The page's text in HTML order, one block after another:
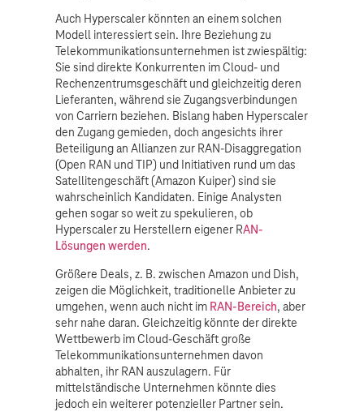
Auch Hyperscaler könnten an einem solchen
Modell interessiert sein. Ihre Beziehung zu
Telekommunikationsunternehmen ist zwiespältig:
Sie sind direkte Konkurrenten im Cloud- und
Rechenzentrumsgeschäft und gleichzeitig deren
Lieferanten, während sie Zugangsverbindungen
von Carriern beziehen. Bislang haben Hyperscaler
den Zugang gemieden, doch angesichts ihrer
Beteiligung an Allianzen zur RAN-Disaggregation
(Open RAN und TIP) und Initiativen rund um das
Satellitengeschäft (Amazon Kuiper) sind sie
wahrscheinlich Kandidaten. Einige Analysten
gehen sogar so weit zu spekulieren, ob
Hyperscaler zu Herstellern eigener RAN-
Lösungen werden.
Größere Deals, z. B. zwischen Amazon und Dish,
zeigen die Möglichkeit, traditionelle Anbieter zu
umgehen, wenn auch nicht im RAN-Bereich, aber
sehr nahe daran. Gleichzeitig könnte der direkte
Wettbewerb im Cloud-Geschäft große
Telekommunikationsunternehmen davon
abhalten, ihr RAN auszulagern. Für
mittelständische Unternehmen könnte dies
jedoch ein weiterer potenzieller Partner sein.